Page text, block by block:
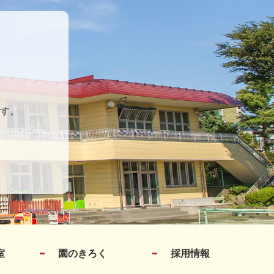
。
園のきろく 採用情報